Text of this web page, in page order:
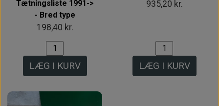
Tætningsliste 1991->
- Bred type
198,40 kr.
LÆG I KURV
935,20 kr.
LÆG I KURV